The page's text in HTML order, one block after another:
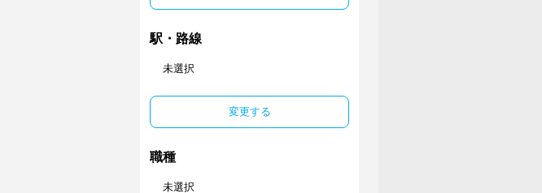
駅・路線
未選択
変更する
職種
未選択